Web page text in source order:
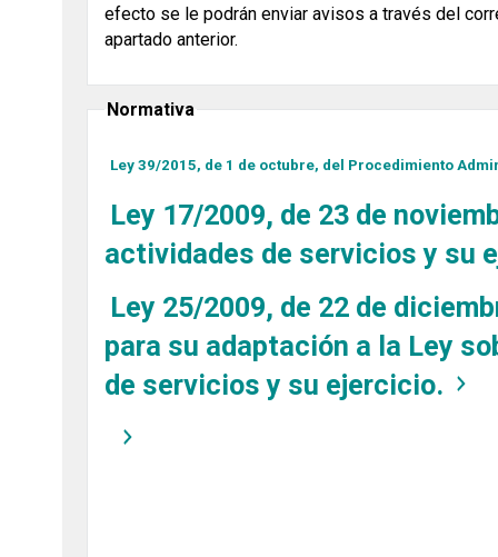
efecto se le podrán enviar avisos a través del
apartado anterior.
Normativa
Ley 39/2015, de 1 de octubre, del Procedimiento
Ley 17/2009, de 23 de
actividades de servicios y su
Ley 25/2009, de 22 de
para su adaptación a la Ley
de servicios y su ejercicio.